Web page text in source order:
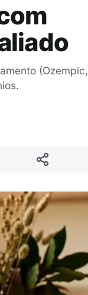
(Ozempic,
Compartilhar